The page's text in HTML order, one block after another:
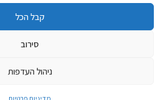
קבל הכל
סירוב
ניהול העדפות
najww2@ybz.org.il